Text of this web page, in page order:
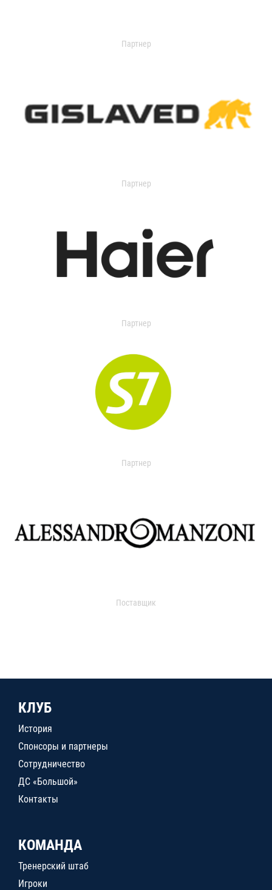
Партнер
Партнер
Партнер
Партнер
Поставщик
КЛУБ
История
Спонсоры и партнеры
Сотрудничество
ДС «Большой»
Контакты
КОМАНДА
Тренерский штаб
Игроки